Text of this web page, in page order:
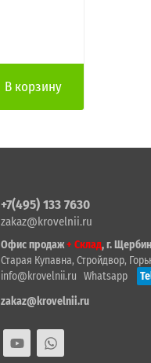
В корзину
+7(495) 133 7630
zakaz@krovelnii.ru
Офис продаж+ Склад, г.
Старая Купавна, Стройдвор,
info@krovelnii.ru
Whatsapp
zakaz@krovelnii.ru